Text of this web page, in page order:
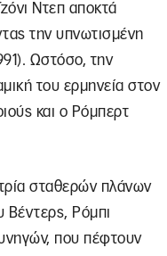
Ντεπ αποκτά
την υπνωτισμένη
Ωστόσο, την
του ερμηνεία στον
και ο Ρόμπερτ
σταθερών πλάνων
Βέντερς, Ρόμπι
που πέφτουν